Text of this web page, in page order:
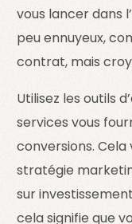
vous lancer dans
peu ennuyeux,
contrat, mais
Utilisez les outils
services vous
conversions.
stratégie
sur
cela signifie que